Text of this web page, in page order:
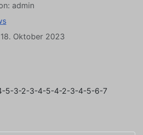
admin
Oktober 2023
5-3-2-3-4-5-4-2-3-4-5-6-7